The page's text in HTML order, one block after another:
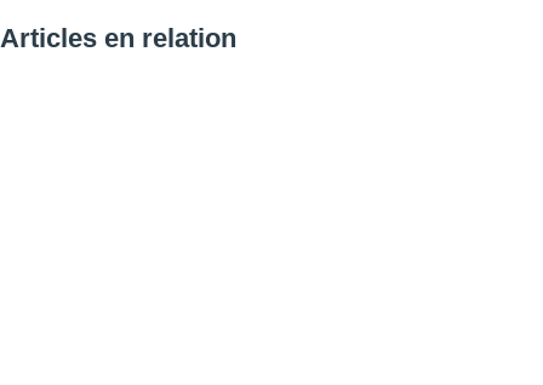
Articles en relation